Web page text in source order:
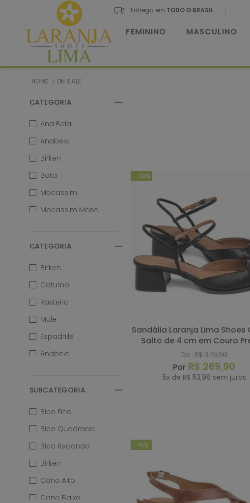
Entrega em TODO O BRASIL
FEMININO MASCULINO
ON SALE
CATEGORIA
Ana Bela
Anabela
Birken
Bota
Mocassim
Mocassim Masc.
Peep Toe
CATEGORIA
Birken
Coturno
Rasteira
Mule
Espadrille
Anabela
Bota
SUBCATEGORIA
Bico Fino
Bico Quadrado
Bico Redondo
Birken
Cano Alto
Cano Baixo
-29%
Sandália Laranja Lima Shoes Classic
Salto de 4 cm em Couro
Codigo - 157063
De R$ 379,90
R$ 269,90
5x de R$ 53,98 sem juros
-16%